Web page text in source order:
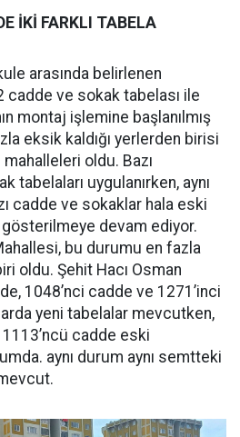
İKİ FARKLI TABELA
arasında belirlenen
cadde ve sokak tabelası ile
montaj işlemine başlanılmış
eksik kaldığı yerlerden birisi
mahalleleri oldu. Bazı
tabelaları uygulanırken, aynı
cadde ve sokaklar hala eski
devam ediyor.
bu durumu en fazla
oldu. Şehit Hacı Osman
1048’nci cadde ve 1271’inci
yeni tabelalar mevcutken,
cadde eski
aynı durum aynı semtteki